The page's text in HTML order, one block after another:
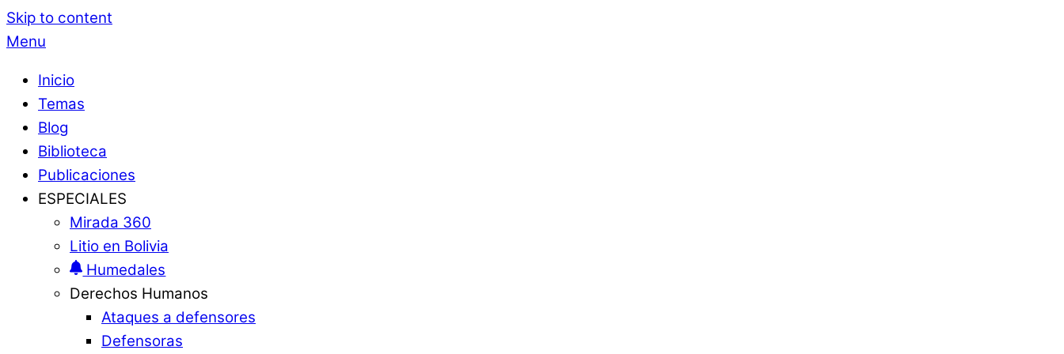
Skip to content
Menu
Inicio
Temas
Blog
Biblioteca
Publicaciones
ESPECIALES
Mirada 360
Litio en Bolivia
Humedales
Derechos Humanos
Ataques a defensores
Defensoras